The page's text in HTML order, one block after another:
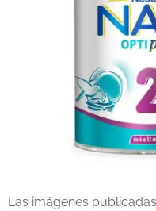
Las imágenes